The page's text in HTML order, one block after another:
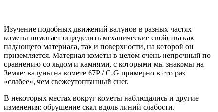
Изучение подобных движений валунов в разных частях
кометы помогает определить механические свойства как
падающего материала, так и поверхности, на которой он
приземляется. Материал кометы в целом очень непрочный по
сравнению со льдом и камнями, с которыми мы знакомы на
Земле: валуны на комете 67P / C-G примерно в сто раз
«слабее», чем свежеутоптанный снег.
В некоторых местах вокруг кометы наблюдались и другие
изменения: обрушение скал вдоль линий слабости.